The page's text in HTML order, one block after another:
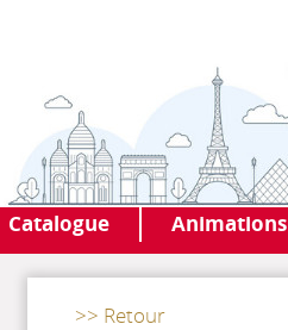
Catalogue Animations
>> Retour